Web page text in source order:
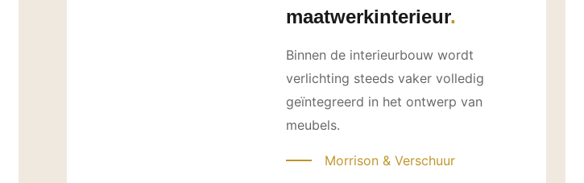
maatwerkinterieur
Binnen de interieurbouw wordt
verlichting steeds vaker volledig
geïntegreerd in het ontwerp van
meubels.
Morrison & Verschuur